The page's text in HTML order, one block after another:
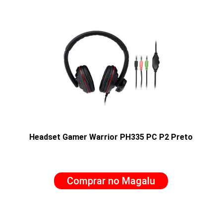
Headset Gamer Warrior PH335 PC P2 Preto
Comprar no Magalu